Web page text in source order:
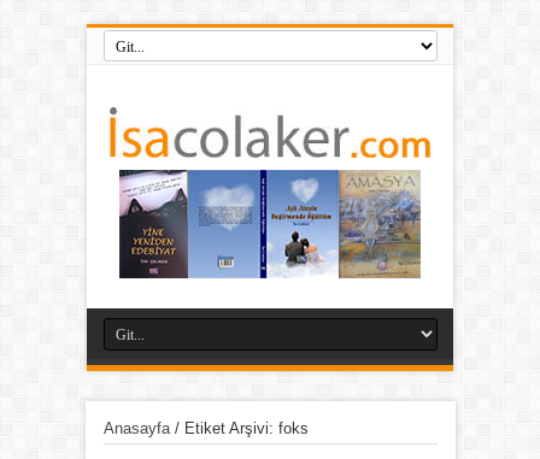
Anasayfa/ Etiket Arşivi: foks